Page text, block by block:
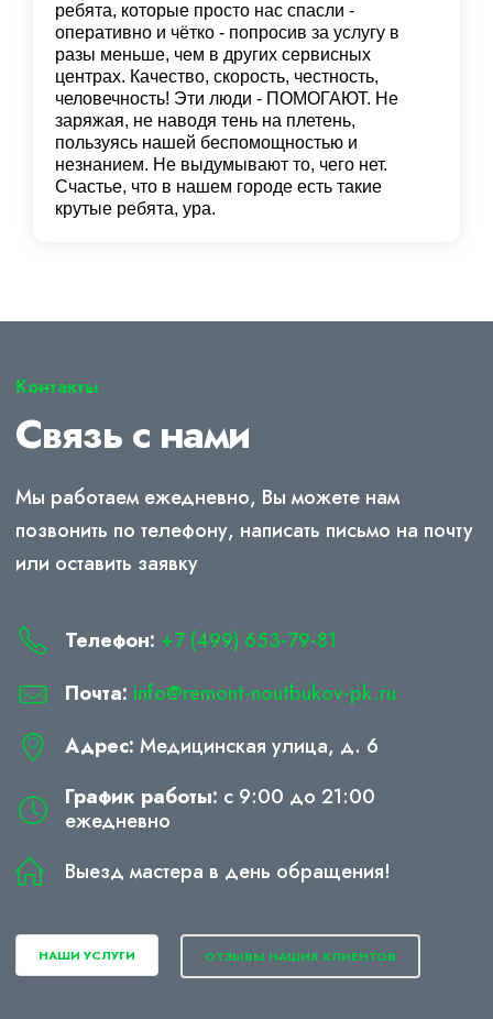
ребята, которые просто нас спасли -
оперативно и чётко - попросив за услугу в
разы меньше, чем в других сервисных
центрах. Качество, скорость, честность,
человечность! Эти люди - ПОМОГАЮТ. Не
заряжая, не наводя тень на плетень,
пользуясь нашей беспомощностью и
незнанием. Не выдумывают то, чего нет.
Счастье, что в нашем городе есть такие
крутые ребята, ура.
Контакты
Связь с нами
Мы работаем ежедневно, Вы можете нам
позвонить по телефону, написать письмо на почту
или оставить заявку
Телефон: +7 (499) 653-79-81
Почта: info@remont-noutbukov-pk.ru
Адрес: Медицинская улица, д. 6
График работы: с 9:00 до 21:00
ежедневно
Выезд мастера в день обращения!
НАШИ УСЛУГИ ОТЗЫВЫ НАШИХ КЛИЕНТОВ